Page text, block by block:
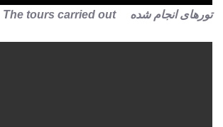
تورهای انجام شده The tours carried out